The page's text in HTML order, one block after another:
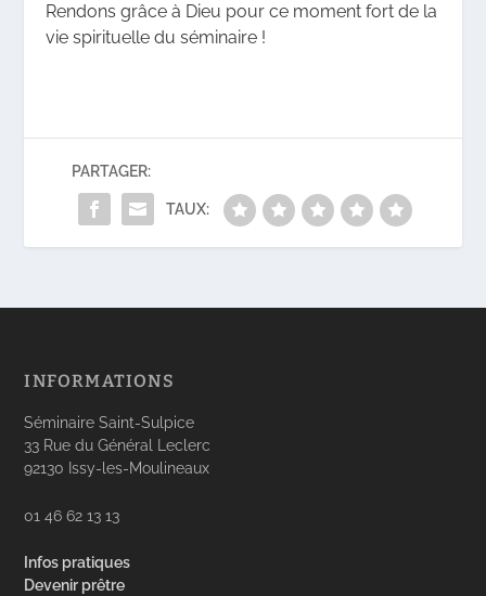
Rendons grâce à Dieu pour ce moment fort de la
vie spirituelle du séminaire !
PARTAGER:
TAUX:
INFORMATIONS
Séminaire Saint-Sulpice
33 Rue du Général Leclerc
92130 Issy-les-Moulineaux
01 46 62 13 13
Infos pratiques
Devenir prêtre